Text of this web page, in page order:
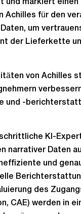
und markiert
Achilles für den
um
der Lieferkette
von Achilles
und -
KI-
narrativer Daten
und
des
CAE) werden in